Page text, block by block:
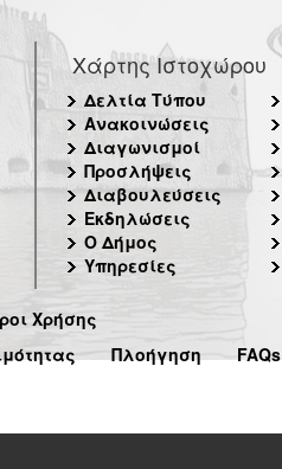
Χάρτης Ιστοχώρου
Δελτία Τύπου
Ανακοινώσεις
Διαγωνισμοί
Προσλήψεις
Διαβουλεύσεις
Εκδηλώσεις
Ο Δήμος
Υπηρεσίες
Χρήσης
Πλοήγηση FAQs